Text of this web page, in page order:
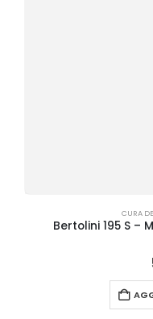
CURA
Bertolini 195 S –